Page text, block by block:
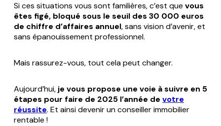
Si ces situations vous sont familières, c’est que vous
êtes figé, bloqué sous le seuil des 30 000 euros
de chiffre d’affaires annuel, sans vision d’avenir, et
sans épanouissement professionnel.
Mais rassurez-vous, tout cela peut changer.
Aujourd’hui, je vous propose une voie à suivre en 5
étapes pour faire de 2025 l’année de votre
réussite. Et ainsi devenir un conseiller immobilier
rentable !